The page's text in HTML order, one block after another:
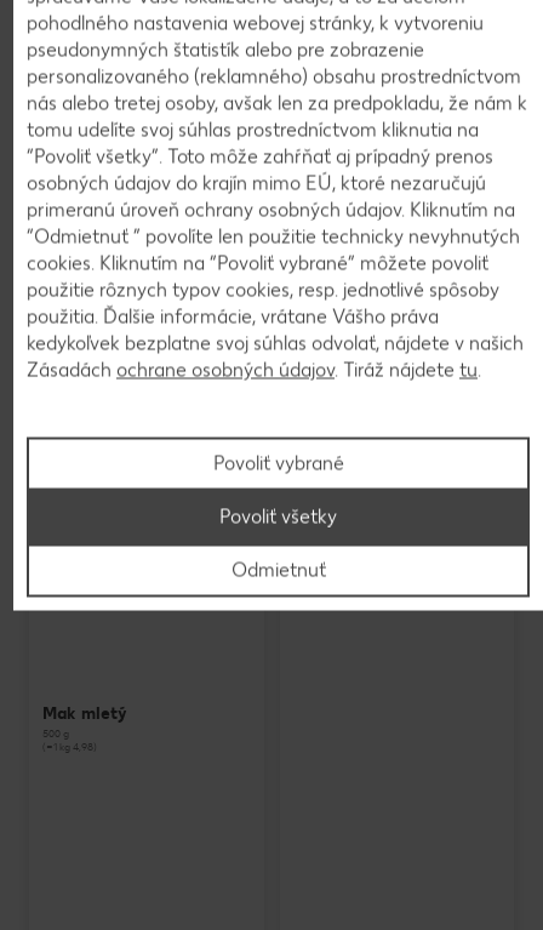
RADOMA
Bulharský šalát
lahôdkový
140 g
(=1 kg 4,93)
-22%
0,69
Zobraziť ďalšie produkty
Trvanlivé potraviny
Platnosť od 06.08. do 12.08.
Mak mletý
500 g
(=1 kg 4,98)
pohodlného nastavenia webovej stránky, k vytvoreniu
pseudonymných štatistík alebo pre zobrazenie
personalizovaného (reklamného) obsahu prostredníctvom
nás alebo tretej osoby, avšak len za predpokladu, že nám k
tomu udelíte svoj súhlas prostredníctvom kliknutia na
“Povoliť všetky”. Toto môže zahŕňať aj prípadný prenos
osobných údajov do krajín mimo EÚ, ktoré nezaručujú
primeranú úroveň ochrany osobných údajov. Kliknutím na
“Odmietnuť ” povolíte len použitie technicky nevyhnutých
cookies. Kliknutím na “Povoliť vybrané” môžete povoliť
použitie rôznych typov cookies, resp. jednotlivé spôsoby
použitia. Ďalšie informácie, vrátane Vášho práva
kedykoľvek bezplatne svoj súhlas odvolať, nájdete v našich
Zásadách ochrane osobných údajov. Tiráž nájdete tu.
Povoliť vybrané
Odmietnuť
Povoliť všetky